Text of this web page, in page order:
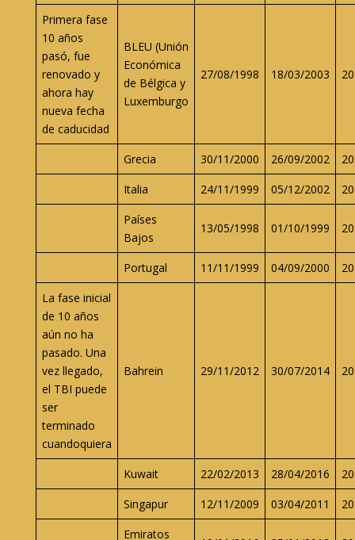
Primera fase
10 años
pasó, fue
renovado y
ahora hay
nueva fecha
de caducidad
BLEU (Unión
Económica
de Bélgica y
Luxemburgo
27/08/1998 18/03/2003
Grecia 30/11/2000 26/09/2002
Italia
24/11/1999 05/12/2002
Países
Bajos
13/05/1998 01/10/1999
Portugal 11/11/1999 04/09/2000
La fase inicial
de 10 años
aún no ha
pasado. Una
vez llegado,
el TBI puede
ser
terminado
cuandoquiera
Bahrein 29/11/2012 30/07/2014
Kuwait 22/02/2013 28/04/2016
Singapur
12/11/2009 03/04/2011
Emiratos